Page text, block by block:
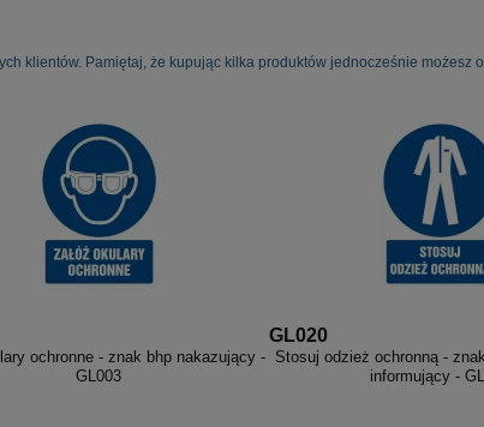
klientów. Pamiętaj, że kupując kilka produktów jednocześnie możesz
ochronne - znak bhp nakazujący -
GL003
GL020
Stosuj odzież ochronną -
informujący -